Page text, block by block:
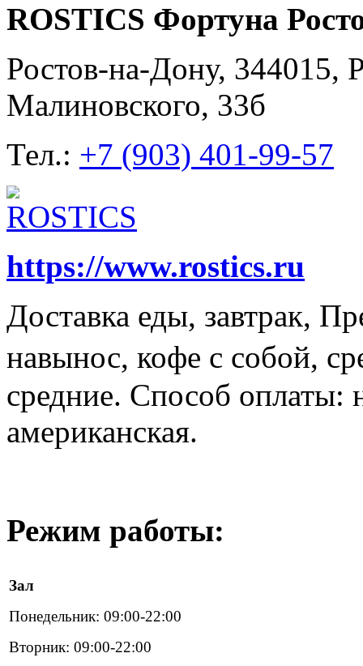
ROSTICS Фортуна
Ростов-на-Дону, 344015,
Малиновского, 33б
Тел.: +7 (903) 401-99-57
https://www.rostics.ru
Доставка еды, завтрак,
навынос, кофе с собой,
средние. Способ оплаты:
американская.
Режим работы:
Зал
Понедельник: 09:00-22:00
Вторник: 09:00-22:00